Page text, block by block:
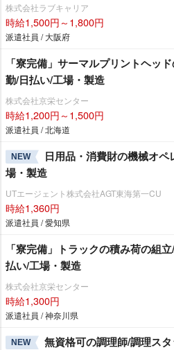
株式会社ラブキャリア
時給1,500円～1,800円
派遣社員 / 大阪府
「寮完備」サーマルプリントヘッ
勤/日払い/工場・製造
株式会社京栄センター
時給1,200円～1,500円
派遣社員 / 北海道
NEW
日用品・消費財の機械オ
場・製造
UTエージェント株式会社AGT東海第一CU
時給1,360円
派遣社員 / 愛知県
「寮完備」トラックの積み荷の組
払い/工場・製造
株式会社京栄センター
時給1,300円
派遣社員 / 神奈川県
NEW 無資格可の調理師/調理ス